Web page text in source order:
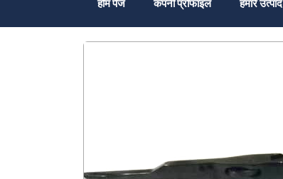
होम पेज कंपनी प्रोफाइल हमारे उत्पाद